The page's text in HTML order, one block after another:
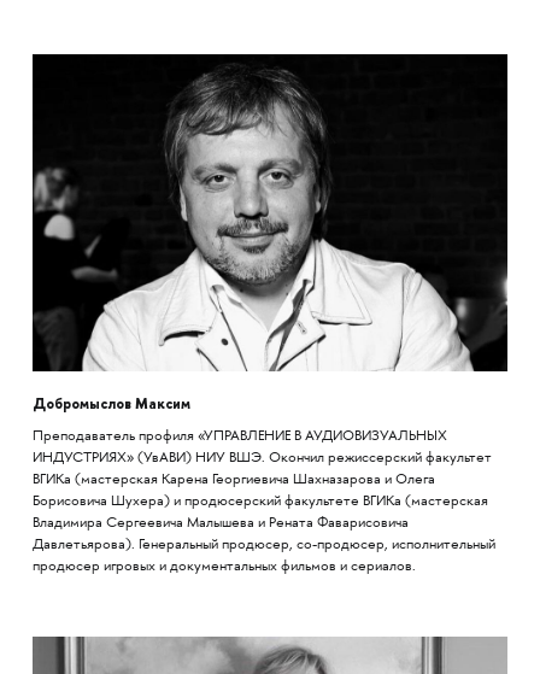
Добромыслов Максим
Преподаватель профиля «УПРАВЛЕНИЕ В АУДИОВИЗУАЛЬНЫХ
ИНДУСТРИЯХ» (УвАВИ) НИУ ВШЭ. Окончил режиссерский факультет
ВГИКа (мастерская Карена Георгиевича Шахназарова и Олега
Борисовича Шухера) и продюсерский факультете ВГИКа (мастерская
Владимира Сергеевича Малышева и Рената Фаварисовича
Давлетьярова). Генеральный продюсер, со-продюсер, исполнительный
продюсер игровых и документальных фильмов и сериалов.